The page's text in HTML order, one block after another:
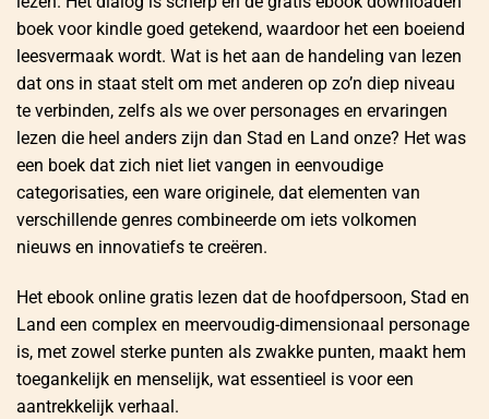
boek voor kindle goed getekend, waardoor het een boeiend
leesvermaak wordt. Wat is het aan de handeling van lezen
dat ons in staat stelt om met anderen op zo’n diep niveau
te verbinden, zelfs als we over personages en ervaringen
lezen die heel anders zijn dan Stad en Land onze? Het was
een boek dat zich niet liet vangen in eenvoudige
categorisaties, een ware originele, dat elementen van
verschillende genres combineerde om iets volkomen
nieuws en innovatiefs te creëren.
Het ebook online gratis lezen dat de hoofdpersoon, Stad en
Land een complex en meervoudig-dimensionaal personage
is, met zowel sterke punten als zwakke punten, maakt hem
toegankelijk en menselijk, wat essentieel is voor een
aantrekkelijk verhaal.